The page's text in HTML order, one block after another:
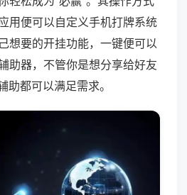
用便可以自定义手机打牌系统
想要的开挂功能，一键便可以
助器，不管你是想分享给好友
助都可以满足需求。